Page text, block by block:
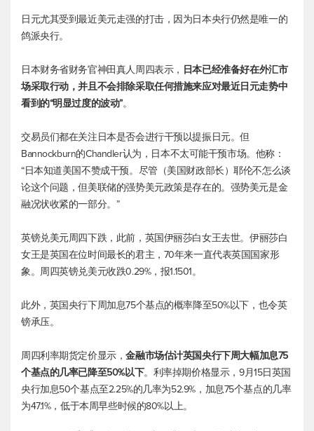
日元尤其受到最近美元走强的打击，因为日本央行仍然是唯一的
鸽派央行。
日本财务省财务官神田真人周四表示， 日本已经准备好在外汇市
场采取行动，并且不会排除采取任何措施来应对最近日元走势中
看到的“明显过度的波动”。
交易员们都在关注日本是否会进行干预以提振日元。但
Bannockburn的Chandler认为，日本不太可能干预市场。他称：
“日本知道美国不赞成干预。尽管（美国财政部长）耶伦不怎么谈
论这个问题，但美联储的强势美元政策是存在的。强势美元是金
融况状收紧的一部分。”
英镑兑美元周四下跌，此前，英国伊丽莎白女王去世。伊丽莎白
女王是英国在位时间最长的君主，70年来一直代表英国国家形
象。周四英镑兑美元收跌0.29%，报1.1501。
此外，英国央行下周加息75个基点的概率降至50%以下，也令英
镑承压。
周四利率期货定价显示，金融市场估计英国央行下周大幅加息75
个基点的几率已降至50%以下。利率掉期价格显示，9月15日英国
央行加息50个基点至2.25%的几率为52.9%，加息75个基点的几率
为47.1%，低于本周早些时候的80%以上。